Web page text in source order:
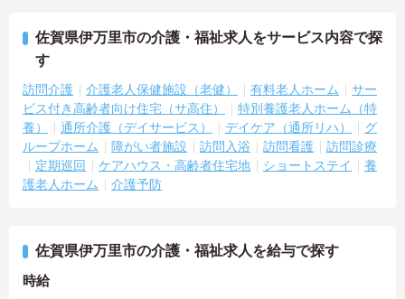
佐賀県伊万里市の介護・福祉求人をサービス内容で探
す
訪問介護 介護老人保健施設（老健） 有料老人ホーム
サー
ビス付き高齢者向け住宅（サ高住）
特別養護老人ホーム（特
養）
通所介護（デイサービス） デイケア（通所リハ）
グ
ループホーム
障がい者施設 訪問入浴 訪問看護
訪問診療
定期巡回
ケアハウス・高齢者住宅地 ショートステイ
養
護老人ホーム
介護予防
佐賀県伊万里市の介護・福祉求人を給与で探す
時給